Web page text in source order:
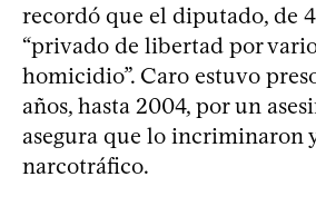
recordó que el diputado, de
“privado de libertad por
homicidio”. Caro estuvo
años, hasta 2004, por un
asegura que lo incriminaron
narcotráfico.